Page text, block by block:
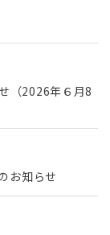
（2026年６月8
お知らせ